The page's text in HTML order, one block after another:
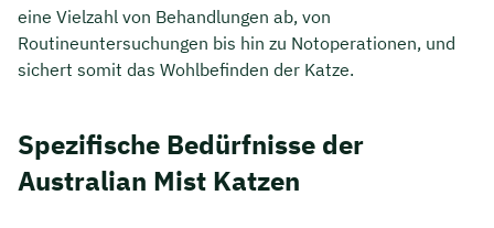
eine Vielzahl von Behandlungen ab, von
Routineuntersuchungen bis hin zu Notoperationen, und
sichert somit das Wohlbefinden der Katze.
Spezifische Bedürfnisse der
Australian Mist Katzen